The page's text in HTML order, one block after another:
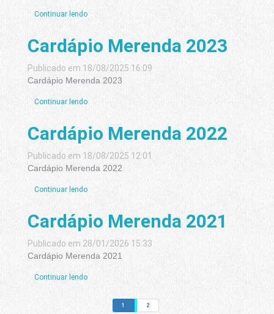
Continuar lendo
Cardápio Merenda 2023
Publicado em 18/08/2025 16:09
Cardápio Merenda 2023
Continuar lendo
Cardápio Merenda 2022
Publicado em 18/08/2025 12:01
Cardápio Merenda 2022
Continuar lendo
Cardápio Merenda 2021
Publicado em 28/01/2026 15:33
Cardápio Merenda 2021
Continuar lendo
1 2